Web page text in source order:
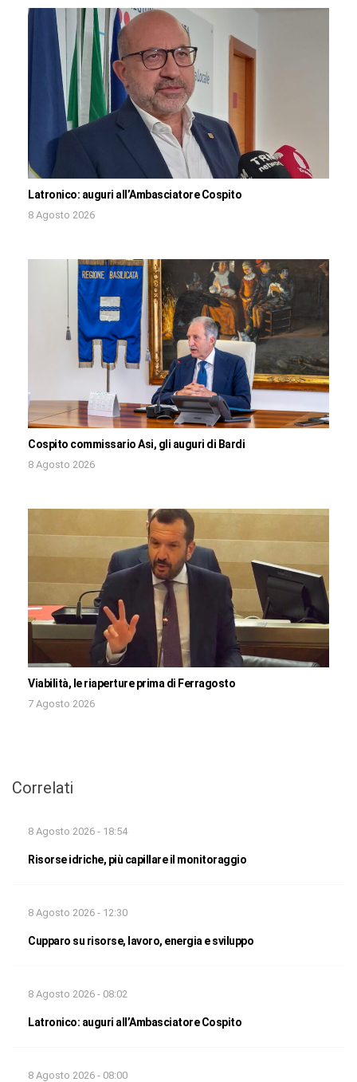
Latronico: auguri all’Ambasciatore Cospito
8 Agosto 2026
Cospito commissario Asi, gli auguri di Bardi
8 Agosto 2026
Viabilità, le riaperture prima di Ferragosto
7 Agosto 2026
Correlati
8 Agosto 2026 - 18:54
Risorse idriche, più capillare il monitoraggio
8 Agosto 2026 - 12:30
Cupparo su risorse, lavoro, energia e sviluppo
8 Agosto 2026 - 08:02
Latronico: auguri all’Ambasciatore Cospito
8 Agosto 2026 - 08:00